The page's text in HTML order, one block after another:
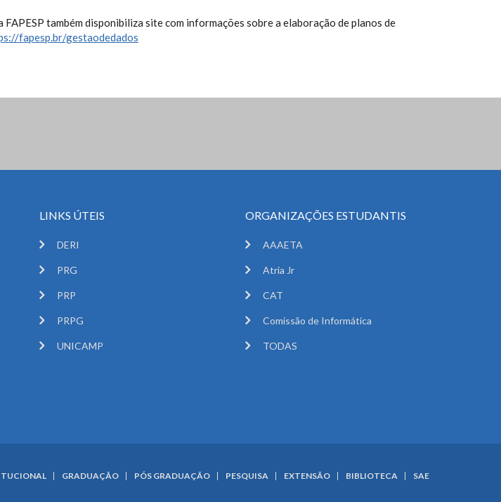
FAPESP também disponibiliza site com informações sobre a elaboração de planos de
fapesp.br/gestaodedados
LINKS ÚTEIS
DERI
PRG
PRP
PRPG
UNICAMP
ORGANIZAÇÕES ESTUDANTIS
AAAETA
Atria Jr
CAT
Comissão de Informática
TODAS
GRADUAÇÃO PÓS GRADUAÇÃO PESQUISA EXTENSÃO BIBLIOTECA SAE